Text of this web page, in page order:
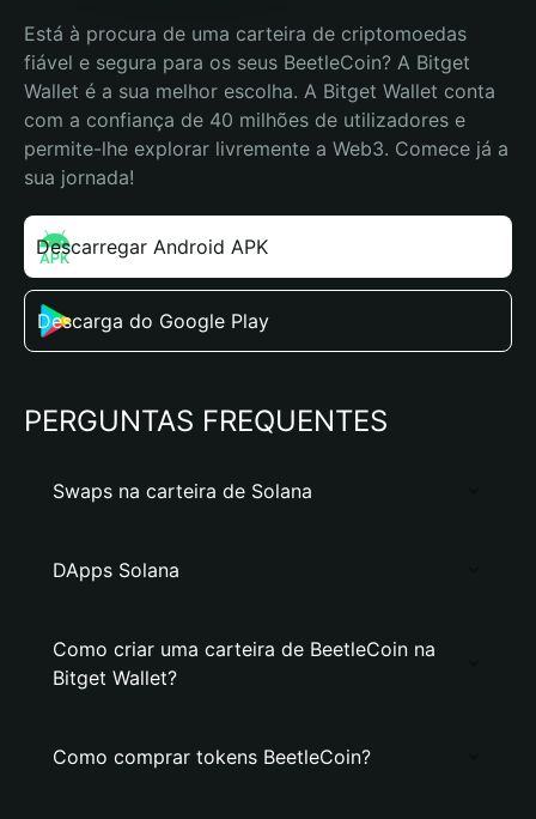
Está à procura de uma carteira de criptomoedas
fiável e segura para os seus BeetleCoin? A Bitget
Wallet é a sua melhor escolha. A Bitget Wallet conta
com a confiança de 40 milhões de utilizadores e
permite-lhe explorar livremente a Web3. Comece já a
sua jornada!
Descarregar Android APK
Descarga do Google Play
PERGUNTAS FREQUENTES
Swaps na carteira de Solana
DApps Solana
Como criar uma carteira de BeetleCoin na
Bitget Wallet?
Como comprar tokens BeetleCoin?